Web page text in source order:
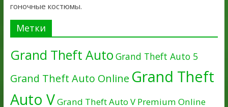
гоночные костюмы.
Метки
Grand Theft Auto Grand Theft Auto 5
Grand Theft Auto Online Grand Theft
Auto VGrand Theft Auto V Premium Online